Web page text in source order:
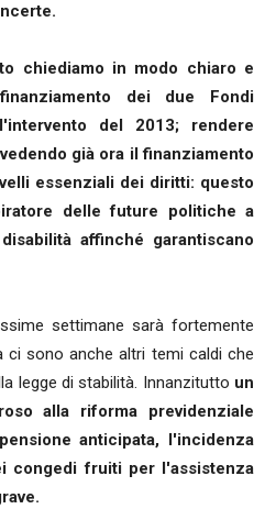
chiediamo in modo chiaro e
dei due Fondi
del 2013; rendere
già ora il finanziamento
essenziali dei diritti: questo
delle future politiche a
affinché garantiscano
settimane sarà fortemente
ci sono anche altri temi caldi che
legge di stabilità. Innanzitutto un
alla riforma previdenziale
anticipata, l'incidenza
congedi fruiti per l'assistenza